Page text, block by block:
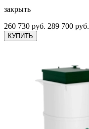
закрыть
260 730 руб. 289 700 руб.
КУПИТЬ